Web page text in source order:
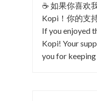
☕ 如果你喜欢
Kopi！你的支
If you enjoyed
Kopi! Your
you for